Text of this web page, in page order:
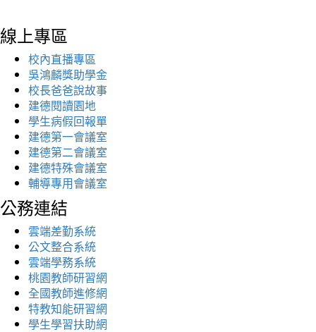
線上專區
校內直播專區
吳鴻麟獎助學金
校長爸爸說故事
建德閱讀園地
學生病假回報單
建德第一會議室
建德第二會議室
建德特殊會議室
輔導專用會議室
公務連結
雲端差勤系統
公文整合系統
雲端學務系統
桃園教師研習網
全國教師進修網
特教知能研習網
學生學習扶助網